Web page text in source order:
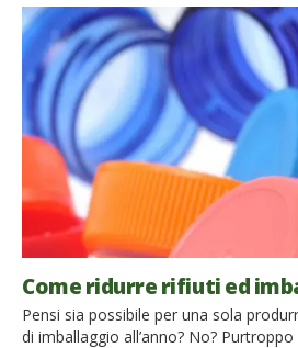
Pianeta: la sostenibilità è diventata un
azioni da intraprendere subito per
turistica in modo eco-friendly. Gli ultimi
Come ridurre rifiuti ed
Pensi sia possibile per una sola
di imballaggio all’anno? No?